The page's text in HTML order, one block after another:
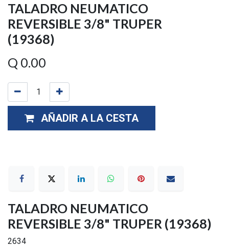
TALADRO NEUMATICO
REVERSIBLE 3/8" TRUPER
(19368)
Q 0.00
AÑADIR A LA CESTA
TALADRO NEUMATICO
REVERSIBLE 3/8" TRUPER (19368)
2634